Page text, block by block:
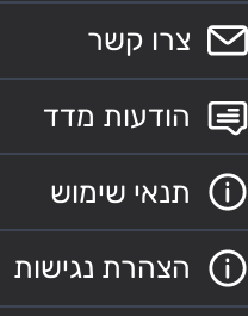
צרו קשר
הודעות מדד
תנאי שימוש
הצהרת נגישות